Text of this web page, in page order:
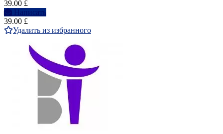
39.00 £
Написать
39.00 £
Удалить из избранного